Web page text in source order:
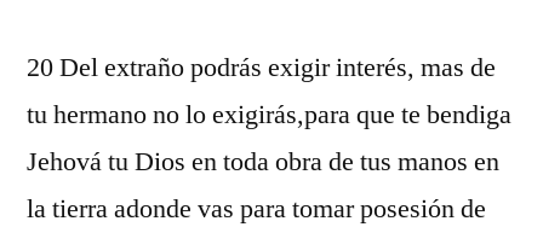
20 Del extraño podrás exigir interés, mas de
tu hermano no lo exigirás,para que te bendiga
Jehová tu Dios en toda obra de tus manos en
la tierra adonde vas para tomar posesión de